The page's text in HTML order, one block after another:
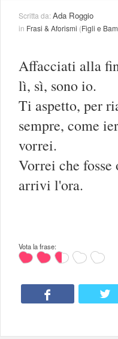
Scritta da:Ada Roggio
in Frasi & Aforismi (Figli e
Affacciati alla
lì, sì, sono io.
Ti aspetto, per
sempre, come
vorrei.
Vorrei che fosse
arrivi l'ora.
Vota la frase: